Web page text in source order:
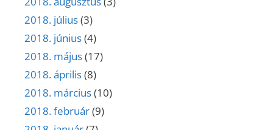
2018. július(3)
2018. június(4)
2018. május(17)
2018. április(8)
2018. március(10)
2018. február(9)